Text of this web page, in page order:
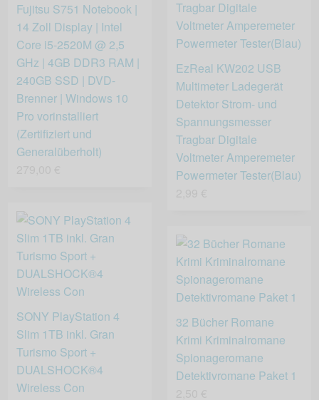
Fujitsu S751 Notebook |
14 Zoll Display | Intel
Core i5-2520M @ 2,5
GHz | 4GB DDR3 RAM |
240GB SSD | DVD-
Brenner | Windows 10
Pro vorinstalliert
(Zertifiziert und
Generalüberholt)
EzReal KW202 USB
Multimeter Ladegerät
Detektor Strom- und
Spannungsmesser
Tragbar Digitale
Voltmeter Amperemeter
Powermeter Tester(Blau)
SONY PlayStation 4
Slim 1TB inkl. Gran
Turismo Sport +
DUALSHOCK®4
Wireless Con
32 Bücher Romane
Krimi Kriminalromane
Spionageromane
Detektivromane Paket 1